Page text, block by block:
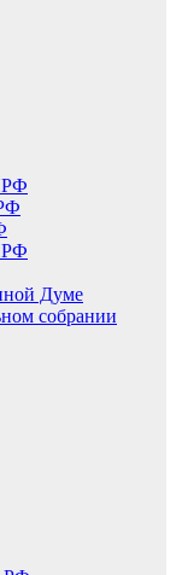
Думе
собрании